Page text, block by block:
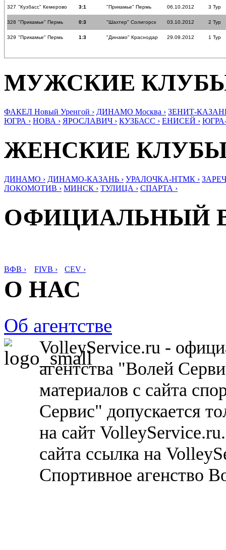
327 "Кузбасс" Кемерово 3:1 "Прикамье" Пермь 06.10.2012 3 Тур
328 "Прикамье" Пермь 0:3 "Шахтер" Солигорск 03.10.2012 2 Тур
329 "Прикамье" Пермь 1:3 "Динамо" Краснодар 29.09.2012 1 Тур
МУЖСКИЕ
ФАКЕЛ Новый Уренгой › ДИНАМО Москва › ЗЕНИТ-
ЮГРА › НОВА › ЯРОСЛАВИЧ › КУЗБАСС › ЕНИСЕЙ ›
ЖЕНСКИЕ
ДИНАМО › ДИНАМО-КАЗАНЬ › УРАЛОЧКА-НТМК ›
ЛОКОМОТИВ › МИНСК › ТУЛИЦА › СПАРТА ›
ОФИЦИАЛЬНЫЙ
ВФВ › FIVB › CEV ›
О НАС
Об агентстве
VolleyService.ru -
агентства "Волей
материалов с сайта
Сервис" допускается
на сайт
сайта ссылка на
Спортивное агенство